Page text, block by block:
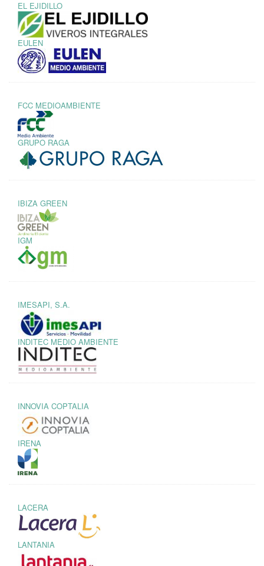
EL EJIDILLO
EULEN
FCC MEDIOAMBIENTE
GRUPO RAGA
IBIZA GREEN
IGM
IMESAPI, S.A.
INDITEC MEDIO AMBIENTE
INNOVIA COPTALIA
IRENA
LACERA
LANTANIA